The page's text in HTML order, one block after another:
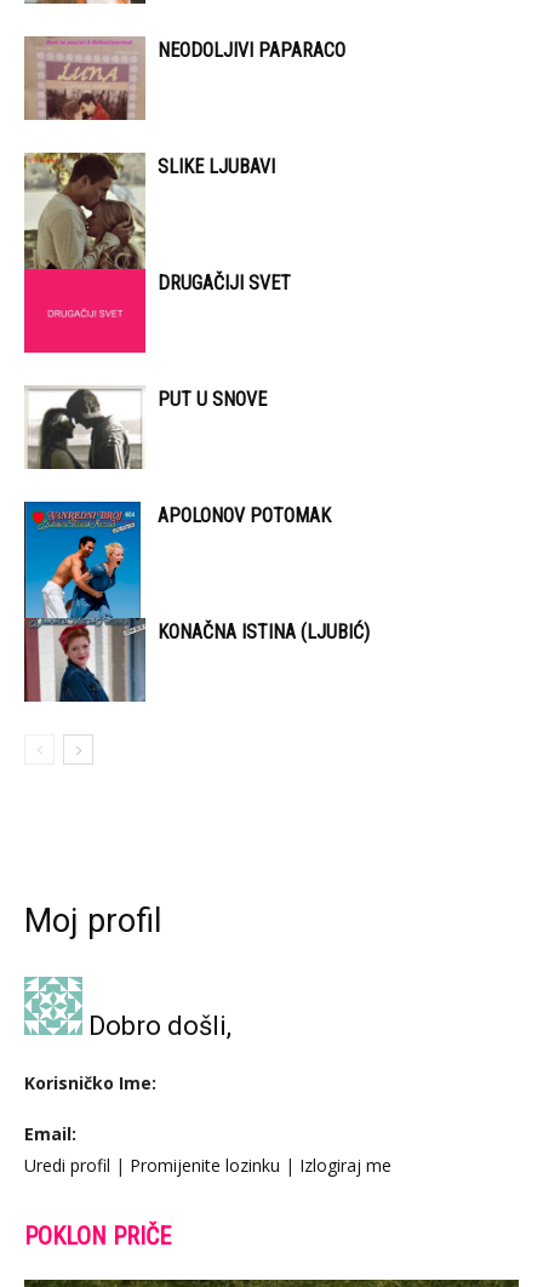
NEODOLJIVI PAPARACO
SLIKE LJUBAVI
DRUGAČIJI SVET
PUT U SNOVE
APOLONOV POTOMAK
KONAČNA ISTINA (LJUBIĆ)
Moj profil
Dobro došli,
Korisničko Ime:
Email:
Uredi profil | Promijenite lozinku | Izlogiraj me
POKLON PRIČE